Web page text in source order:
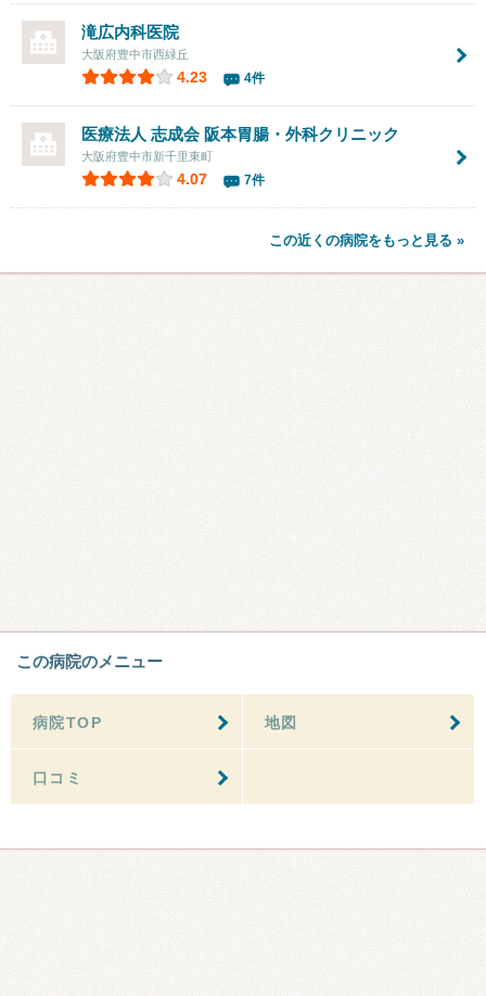
滝広内科医院
大阪府豊中市西緑丘
4.23 4件
医療法人 志成会 阪本胃腸・外科クリニック
大阪府豊中市新千里東町
4.07 7件
この近くの病院をもっと見る »
この病院のメニュー
病院TOP 地図
口コミ